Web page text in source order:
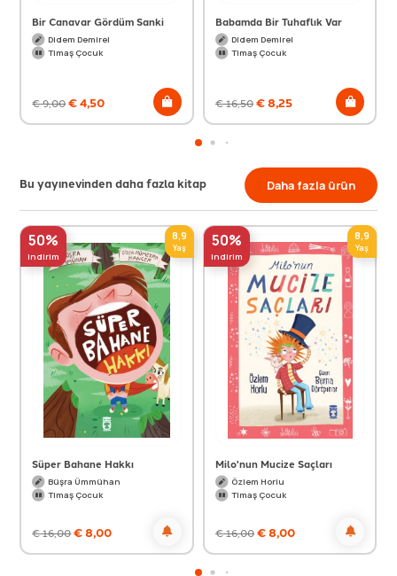
Bir Canavar Gördüm Sanki
Didem Demirel
Timaş Çocuk
€9,00€4,50
Babamda Bir Tuhaflık Var
Didem Demirel
Timaş Çocuk
€16,50€8,25
Bu yayınevinden daha fazla kitap Daha fazla ürün
50%
indirim
8,9
Yaş
Süper Bahane Hakkı
Büşra Ümmühan
Timaş Çocuk
€16,00€8,00
50%
indirim
8,9
Yaş
Milo'nun Mucize Saçları
Özlem Horlu
Timaş Çocuk
€16,00€8,00